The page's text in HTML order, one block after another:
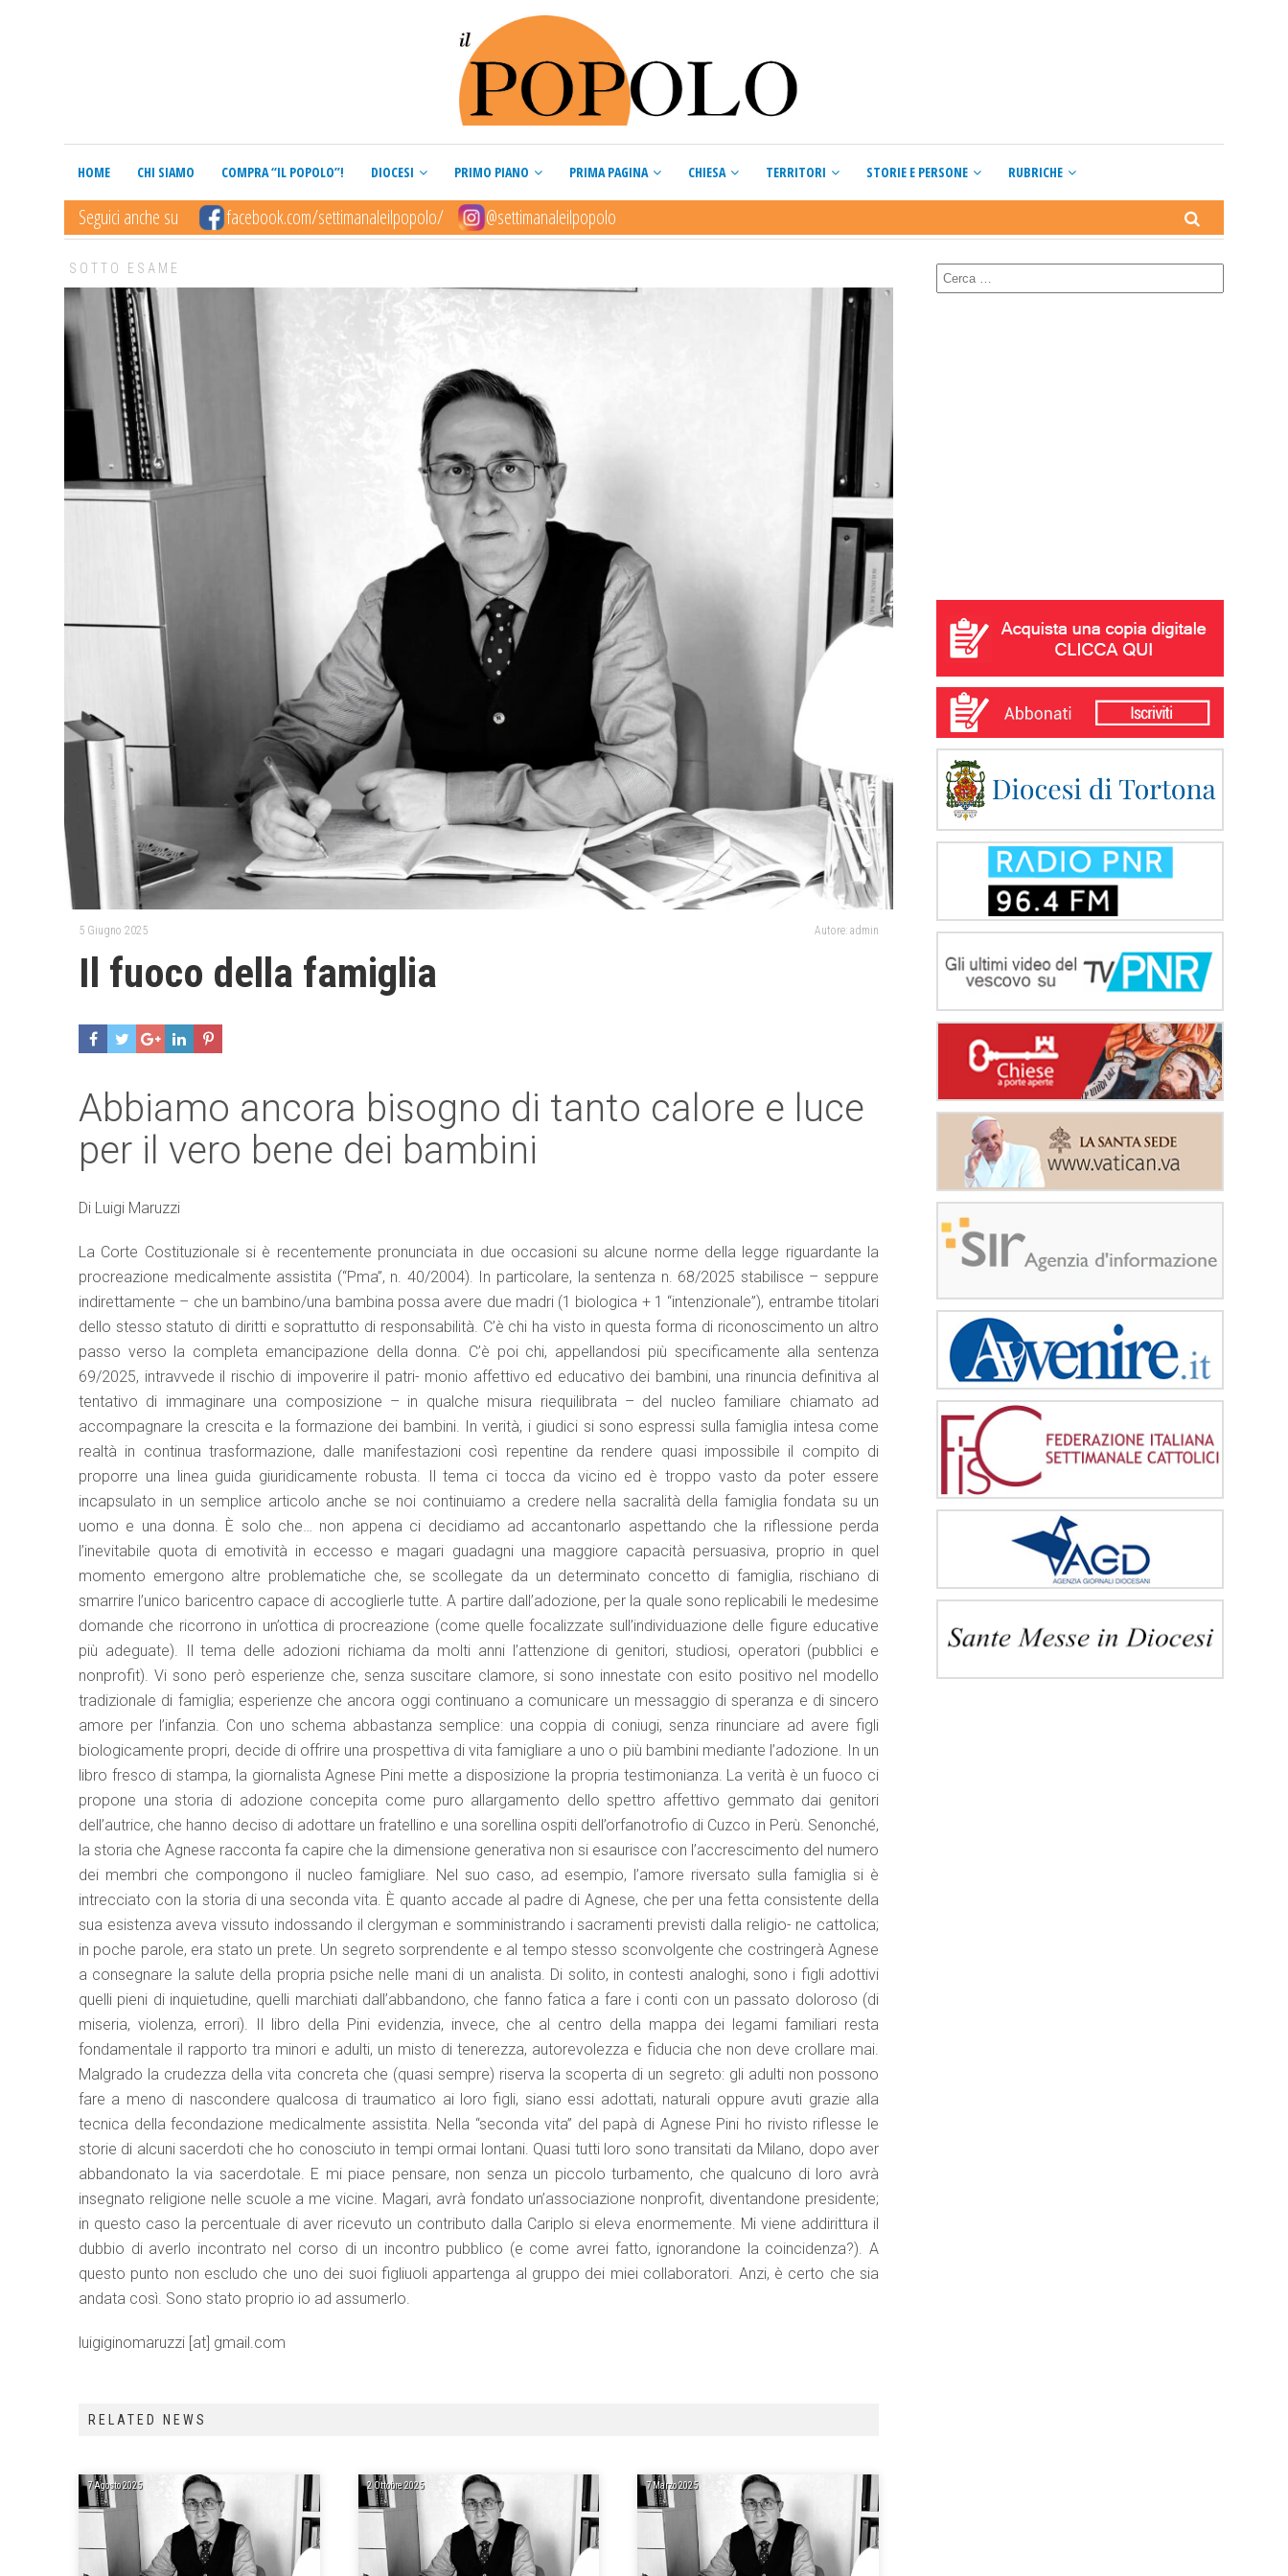
HOME CHI SIAMO COMPRA “IL POPOLO”! DIOCESI PRIMO PIANO PRIMA PAGINA CHIESA TERRITORI STORIE E PERSONE RUBRICHE
Seguici anche su facebook.com/settimanaleilpopolo/ @settimanaleilpopolo
SOTTO ESAME
5 Giugno 2025 Autore: admin
Il fuoco della famiglia
Abbiamo ancora bisogno di tanto calore e luce
per il vero bene dei bambini
Di Luigi Maruzzi
La Corte Costituzionale si è recentemente pronunciata in due occasioni su alcune norme della legge riguardante la
procreazione medicalmente assistita (“Pma”, n. 40/2004). In particolare, la sentenza n. 68/2025 stabilisce – seppure
indirettamente – che un bambino/una bambina possa avere due madri (1 biologica + 1 “intenzionale”), entrambe titolari
dello stesso statuto di diritti e soprattutto di responsabilità. C’è chi ha visto in questa forma di riconoscimento un altro
passo verso la completa emancipazione della donna. C’è poi chi, appellandosi più specificamente alla sentenza
69/2025, intravvede il rischio di impoverire il patri- monio affettivo ed educativo dei bambini, una rinuncia definitiva al
tentativo di immaginare una composizione – in qualche misura riequilibrata – del nucleo familiare chiamato ad
accompagnare la crescita e la formazione dei bambini. In verità, i giudici si sono espressi sulla famiglia intesa come
realtà in continua trasformazione, dalle manifestazioni così repentine da rendere quasi impossibile il compito di
proporre una linea guida giuridicamente robusta. Il tema ci tocca da vicino ed è troppo vasto da poter essere
incapsulato in un semplice articolo anche se noi continuiamo a credere nella sacralità della famiglia fondata su un
uomo e una donna. È solo che… non appena ci decidiamo ad accantonarlo aspettando che la riflessione perda
l’inevitabile quota di emotività in eccesso e magari guadagni una maggiore capacità persuasiva, proprio in quel
momento emergono altre problematiche che, se scollegate da un determinato concetto di famiglia, rischiano di
smarrire l’unico baricentro capace di accoglierle tutte. A partire dall’adozione, per la quale sono replicabili le medesime
domande che ricorrono in un’ottica di procreazione (come quelle focalizzate sull’individuazione delle figure educative
più adeguate). Il tema delle adozioni richiama da molti anni l’attenzione di genitori, studiosi, operatori (pubblici e
nonprofit). Vi sono però esperienze che, senza suscitare clamore, si sono innestate con esito positivo nel modello
tradizionale di famiglia; esperienze che ancora oggi continuano a comunicare un messaggio di speranza e di sincero
amore per l’infanzia. Con uno schema abbastanza semplice: una coppia di coniugi, senza rinunciare ad avere figli
biologicamente propri, decide di offrire una prospettiva di vita famigliare a uno o più bambini mediante l’adozione. In un
libro fresco di stampa, la giornalista Agnese Pini mette a disposizione la propria testimonianza. La verità è un fuoco ci
propone una storia di adozione concepita come puro allargamento dello spettro affettivo gemmato dai genitori
dell’autrice, che hanno deciso di adottare un fratellino e una sorellina ospiti dell’orfanotrofio di Cuzco in Perù. Senonché,
la storia che Agnese racconta fa capire che la dimensione generativa non si esaurisce con l’accrescimento del numero
dei membri che compongono il nucleo famigliare. Nel suo caso, ad esempio, l’amore riversato sulla famiglia si è
intrecciato con la storia di una seconda vita. È quanto accade al padre di Agnese, che per una fetta consistente della
sua esistenza aveva vissuto indossando il clergyman e somministrando i sacramenti previsti dalla religio- ne cattolica;
in poche parole, era stato un prete. Un segreto sorprendente e al tempo stesso sconvolgente che costringerà Agnese
a consegnare la salute della propria psiche nelle mani di un analista. Di solito, in contesti analoghi, sono i figli adottivi
quelli pieni di inquietudine, quelli marchiati dall’abbandono, che fanno fatica a fare i conti con un passato doloroso (di
miseria, violenza, errori). Il libro della Pini evidenzia, invece, che al centro della mappa dei legami familiari resta
fondamentale il rapporto tra minori e adulti, un misto di tenerezza, autorevolezza e fiducia che non deve crollare mai.
Malgrado la crudezza della vita concreta che (quasi sempre) riserva la scoperta di un segreto: gli adulti non possono
fare a meno di nascondere qualcosa di traumatico ai loro figli, siano essi adottati, naturali oppure avuti grazie alla
tecnica della fecondazione medicalmente assistita. Nella “seconda vita” del papà di Agnese Pini ho rivisto riflesse le
storie di alcuni sacerdoti che ho conosciuto in tempi ormai lontani. Quasi tutti loro sono transitati da Milano, dopo aver
abbandonato la via sacerdotale. E mi piace pensare, non senza un piccolo turbamento, che qualcuno di loro avrà
insegnato religione nelle scuole a me vicine. Magari, avrà fondato un’associazione nonprofit, diventandone presidente;
in questo caso la percentuale di aver ricevuto un contributo dalla Cariplo si eleva enormemente. Mi viene addirittura il
dubbio di averlo incontrato nel corso di un incontro pubblico (e come avrei fatto, ignorandone la coincidenza?). A
questo punto non escludo che uno dei suoi figliuoli appartenga al gruppo dei miei collaboratori. Anzi, è certo che sia
andata così. Sono stato proprio io ad assumerlo.
luigiginomaruzzi [at] gmail.com
RELATED NEWS
7 Agosto 2025 2 Ottobre 2025 7 Marzo 2025